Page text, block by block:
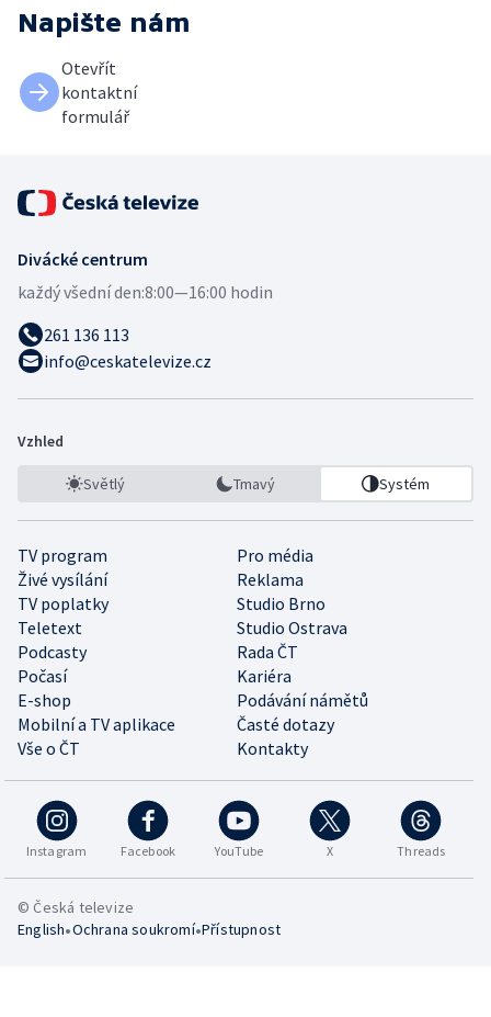
Napište nám
Otevřít
kontaktní
formulář
Divácké centrum
každý všední den:8:00—16:00 hodin
261 136 113
info@ceskatelevize.cz
Vzhled
Světlý Tmavý Systém
TV program
Pro média
Živé vysílání
Reklama
TV poplatky
Studio Brno
Teletext
Studio Ostrava
Podcasty
Rada ČT
Počasí
Kariéra
E-shop
Podávání námětů
Mobilní a TV aplikace
Časté dotazy
Vše o ČT
Kontakty
Instagram Facebook YouTube X Threads
© Česká televize
English•Ochrana soukromí•Přístupnost